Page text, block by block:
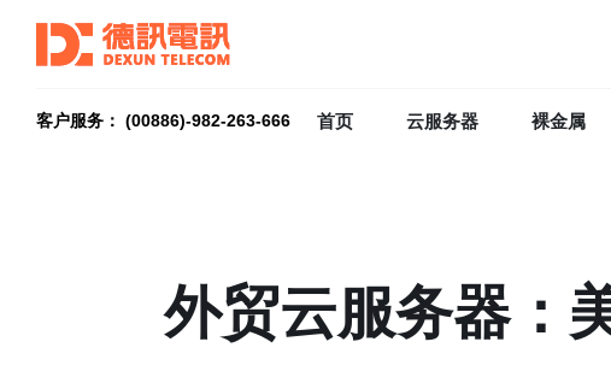
客户服务： (00886)-982-263-666 首页 云服务器 裸金属
外贸云服务器：